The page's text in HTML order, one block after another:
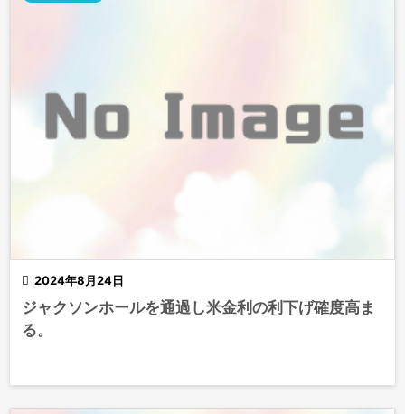
 2024年8月24日
ジャクソンホールを通過し米金利の利下げ確度高ま
る。